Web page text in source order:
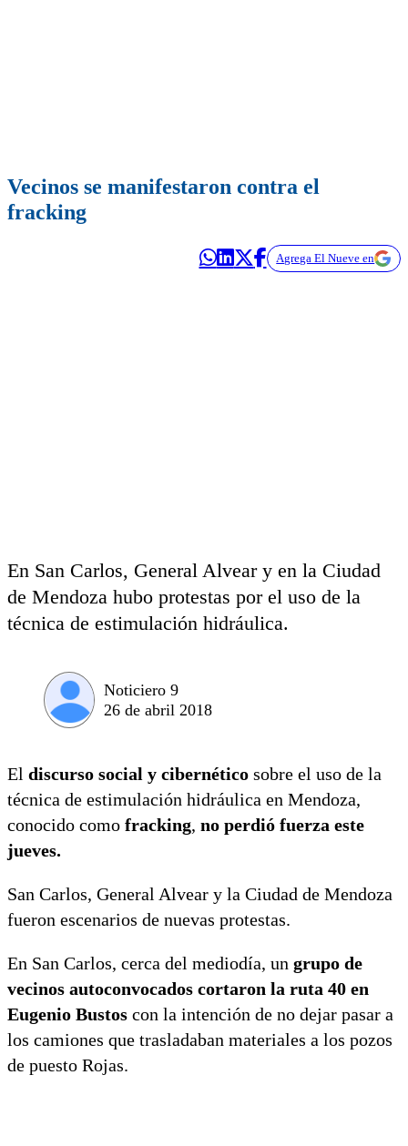
Vecinos se manifestaron contra el
fracking
Agrega El Nueve en
En San Carlos, General Alvear y en la Ciudad
de Mendoza hubo protestas por el uso de la
técnica de estimulación hidráulica.
Noticiero 9
26 de abril 2018
El discurso social y cibernético sobre el uso de la
técnica de estimulación hidráulica en Mendoza,
conocido como fracking, no perdió fuerza este
jueves.
San Carlos, General Alvear y la Ciudad de Mendoza
fueron escenarios de nuevas protestas.
En San Carlos, cerca del mediodía, un grupo de
vecinos autoconvocados cortaron la ruta 40 en
Eugenio Bustos con la intención de no dejar pasar a
los camiones que trasladaban materiales a los pozos
de puesto Rojas.